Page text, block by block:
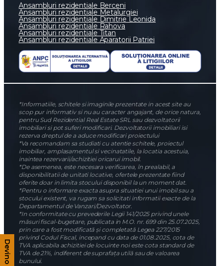
Ansambluri rezidentiale Berceni
Ansambluri rezidentiale Metalurgiei
Ansambluri rezidentiale Dimitrie Leonida
Ansambluri rezidentiale Rahova
Ansambluri rezidentiale Titan
Ansambluri rezidentiale Aparatorii Patriei
*Informatiile, schitele si imaginile prezentate in acest site au
scop pur informativ si nu au caracter angajant, de orice natura,
pentru Sud Rezidential Real Estate SRL sau dezvoltatorii
imobiliari si pot suferi modificari. Dezvoltatorii imobiliari isi
rezerva dreptul de a aduce modificari proiectului
*Va recomandam sa studiati cu atentie schitele, proiectul
imobiliar, amplasamentul si vecinatatile, la locatia acestuia,
inaintea rezervarii/achizitiei oricarui imobil.
*De asemenea, este necesara verificarea, în prealabil, a
disponibilitatii de unitati locative, ofertele prezentate fiind
oferite doar in limita stocului disponibil la un moment dat.
*Pentru o informare exacta asupra situatiei unui imobil sau a
stocului existent, va rugam sa solicitati informatii exacte de la
Departamentul de Vanzari/Dezvoltator.
*In conformitate cu prevederile Legii 141/2025 privind unele
măsuri fiscal-bugetare, publicata in M.O. nr. 699 din 25.07.2025,
prin care a fost modificată și completată Legea 227/2015
privind Codul Fiscal, incepand cu data de 01.08.2025, cota de
TVA aplicabila achizitiei de locuinte noi este cota standard de
TVA de 21%, indiferent de suprafața utilă sau de valoarea
bunului.